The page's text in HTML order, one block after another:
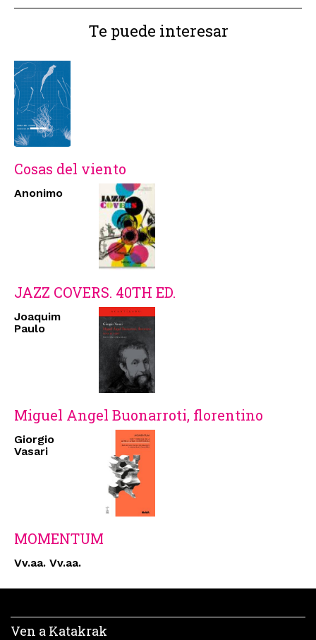
Te puede interesar
Cosas del viento
Anonimo
JAZZ COVERS. 40TH ED.
Joaquim
Paulo
Miguel Angel Buonarroti, florentino
Giorgio
Vasari
MOMENTUM
Vv.aa. Vv.aa.
Ven a Katakrak